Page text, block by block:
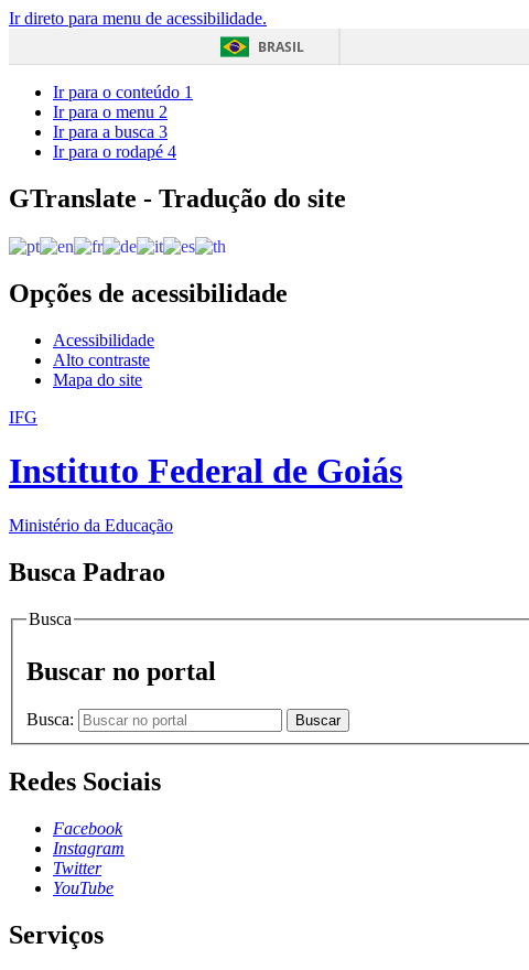
Ir direto para menu de acessibilidade.
BRASIL
Ir para o conteúdo 1
Ir para o menu 2
Ir para a busca 3
Ir para o rodapé 4
GTranslate - Tradução do site
Opções de acessibilidade
Acessibilidade
Alto contraste
Mapa do site
IFG
Instituto Federal de Goiás
Ministério da Educação
Busca Padrao
Busca
Buscar no portal
Busca: Buscar
Redes Sociais
Facebook
Instagram
Twitter
YouTube
Serviços